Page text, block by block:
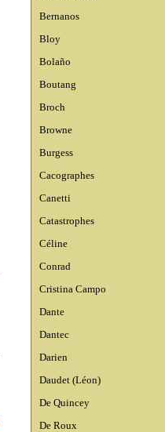
Bernanos
Bloy
Bolaño
Boutang
Broch
Browne
Burgess
Cacographes
Canetti
Catastrophes
Céline
Conrad
Cristina Campo
Dante
Dantec
Darien
Daudet (Léon)
De Quincey
De Roux